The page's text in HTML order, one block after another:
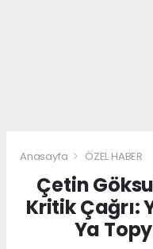
Anasayfa ÖZEL HABER
Çetin
Kritik Çağrı:
Ya